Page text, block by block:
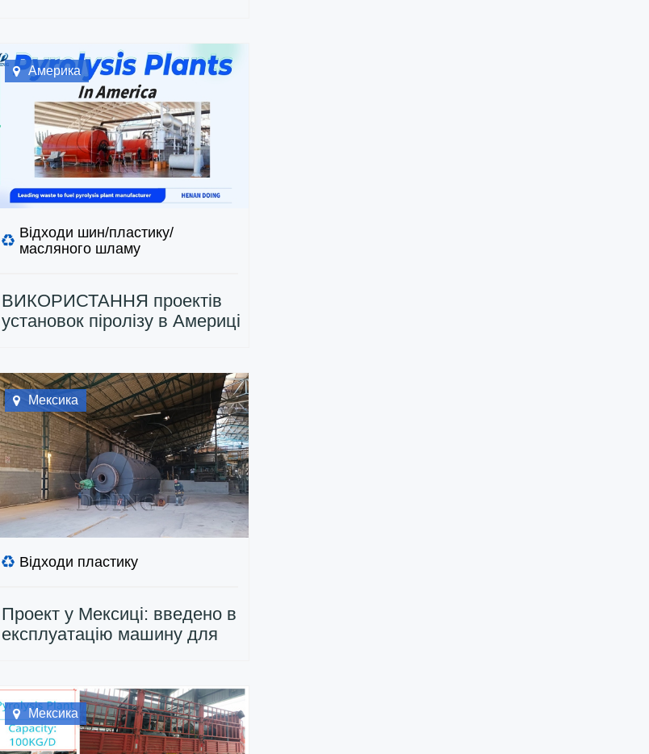
Америка
Відходи шин/пластику/
масляного шламу
ВИКОРИСТАННЯ проектів
установок піролізу в Америці
Мексика
Відходи пластику
Проект у Мексиці: введено в
експлуатацію машину для
дистиляції відпрацьованої
олії 10 ТПД
Мексика